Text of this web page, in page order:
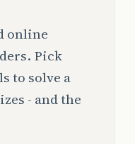
online
Pick
to solve a
- and the